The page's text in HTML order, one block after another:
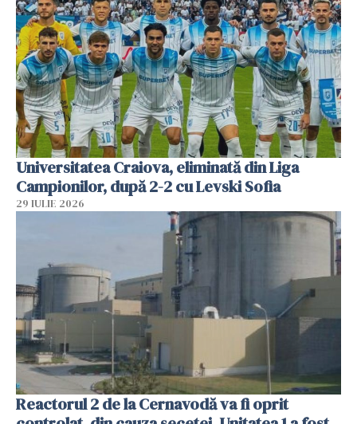
Universitatea Craiova, eliminată din Liga
Campionilor, după 2-2 cu Levski Sofia
29 IULIE 2026
Reactorul 2 de la Cernavodă va fi oprit